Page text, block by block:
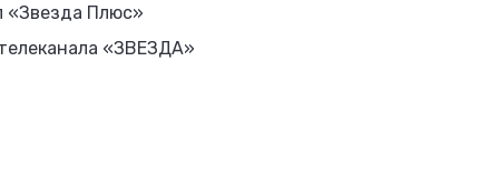
«Звезда Плюс»
«ЗВЕЗДА»